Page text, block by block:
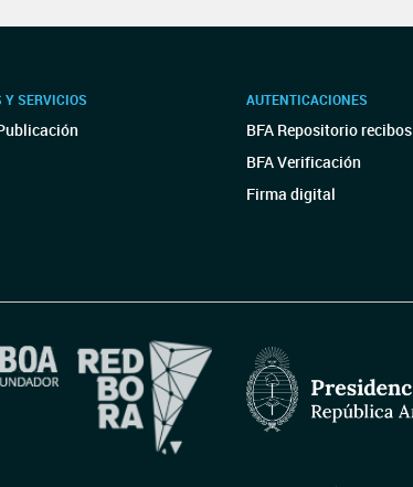
Y SERVICIOS AUTENTICACIONES
BFA Repositorio recibos
BFA Verificación
Firma digital